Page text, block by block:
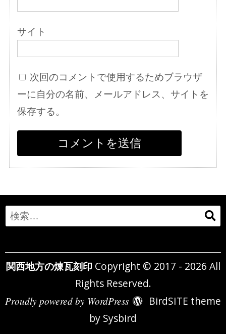
サイト
次回のコメントで使用するためブラウザ
ーに自分の名前、メールアドレス、サイトを
保存する。
Search
for:
関西地方の煉瓦刻印 Copyright © 2017 - 2026 All
Rights Reserved.
Proudly powered by WordPress
BirdSITE theme
by Sysbird